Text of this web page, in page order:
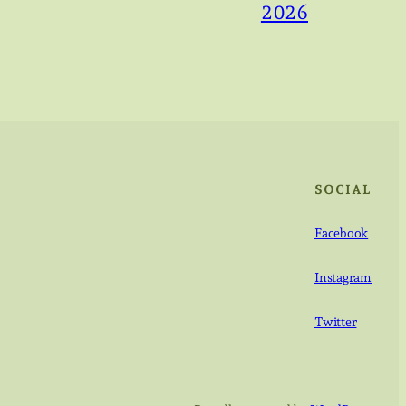
2026
SOCIAL
Facebook
Instagram
Twitter